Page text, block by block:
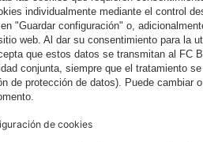
en la tiendaEspaña?
para entregar allí!